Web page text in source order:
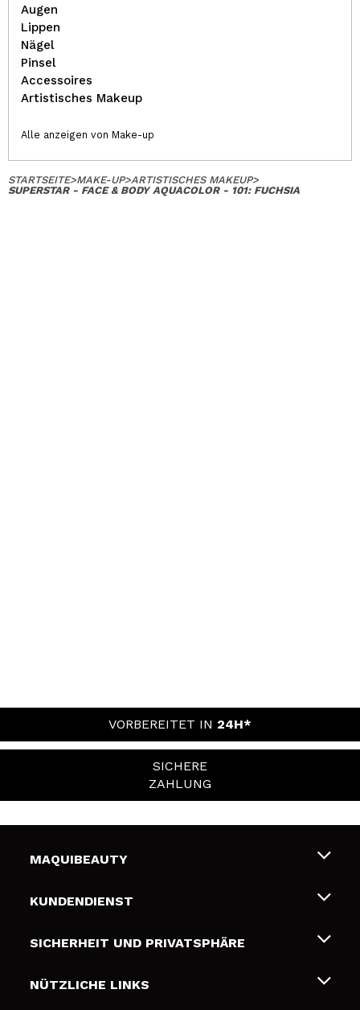
Augen
Lippen
Nägel
Pinsel
Accessoires
Artistisches Makeup
Alle anzeigen von Make-up
STARTSEITE>MAKE-UP>ARTISTISCHES MAKEUP>
SUPERSTAR - FACE & BODY AQUACOLOR - 101: FUCHSIA
VORBEREITET IN 24H*
SICHERE
ZAHLUNG
MAQUIBEAUTY
Über uns
Geschenkkarten
KUNDENDIENST
Liefer- und Versandkosten
Zahlung
SICHERHEIT UND PRIVATSPHÄRE
Bedingungen und Datenschutz
NÜTZLICHE LINKS